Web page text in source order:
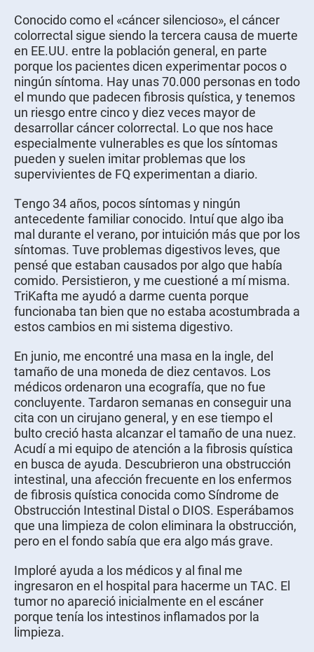
Conocido como el «cáncer silencioso», el cáncer
colorrectal sigue siendo la tercera causa de muerte
en EE.UU. entre la población general, en parte
porque los pacientes dicen experimentar pocos o
ningún síntoma. Hay unas 70.000 personas en todo
el mundo que padecen fibrosis quística, y tenemos
un riesgo entre cinco y diez veces mayor de
desarrollar cáncer colorrectal. Lo que nos hace
especialmente vulnerables es que los síntomas
pueden y suelen imitar problemas que los
supervivientes de FQ experimentan a diario.
Tengo 34 años, pocos síntomas y ningún
antecedente familiar conocido. Intuí que algo iba
mal durante el verano, por intuición más que por los
síntomas. Tuve problemas digestivos leves, que
pensé que estaban causados por algo que había
comido. Persistieron, y me cuestioné a mí misma.
TriKafta me ayudó a darme cuenta porque
funcionaba tan bien que no estaba acostumbrada a
estos cambios en mi sistema digestivo.
En junio, me encontré una masa en la ingle, del
tamaño de una moneda de diez centavos. Los
médicos ordenaron una ecografía, que no fue
concluyente. Tardaron semanas en conseguir una
cita con un cirujano general, y en ese tiempo el
bulto creció hasta alcanzar el tamaño de una nuez.
Acudí a mi equipo de atención a la fibrosis quística
en busca de ayuda. Descubrieron una obstrucción
intestinal, una afección frecuente en los enfermos
de fibrosis quística conocida como Síndrome de
Obstrucción Intestinal Distal o DIOS. Esperábamos
que una limpieza de colon eliminara la obstrucción,
pero en el fondo sabía que era algo más grave.
Imploré ayuda a los médicos y al final me
ingresaron en el hospital para hacerme un TAC. El
tumor no apareció inicialmente en el escáner
porque tenía los intestinos inflamados por la
limpieza.